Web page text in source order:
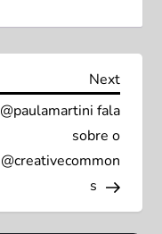
Next
Post
Next
@paulamartini fala
sobre o
@creativecommon
s